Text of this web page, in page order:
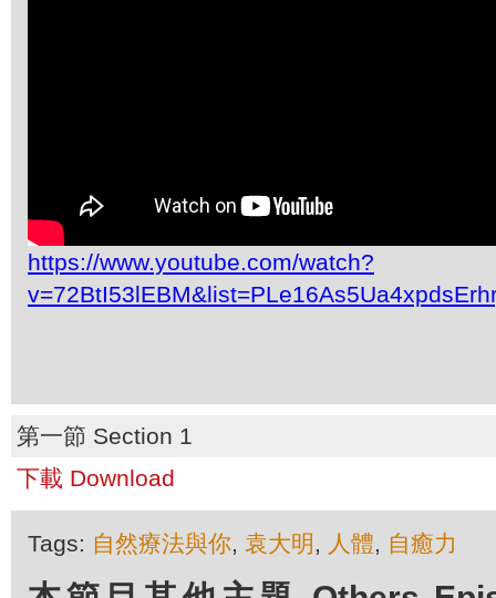
https://www.youtube.com/watch?
第一節 Section 1
下載 Download
Tags: 自然療法與你, 袁大明 , 人體, 自癒力